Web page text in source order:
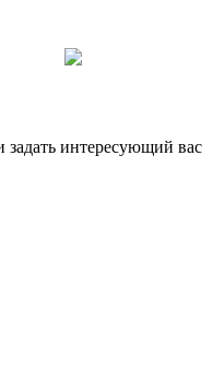
интересующий вас